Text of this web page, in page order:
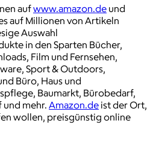
aufwww.amazon.de und
auf Millionen von Artikeln
Auswahl
in den Sparten Bücher,
Film und Fernsehen,
Sport & Outdoors,
Büro, Haus und
Baumarkt, Bürobedarf,
und mehr. Amazon.de ist der Ort,
wollen, preisgünstig online